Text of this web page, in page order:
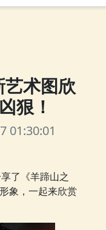
艺术图欣
狠！
01:30:01
了《羊蹄山之
象，一起来欣赏